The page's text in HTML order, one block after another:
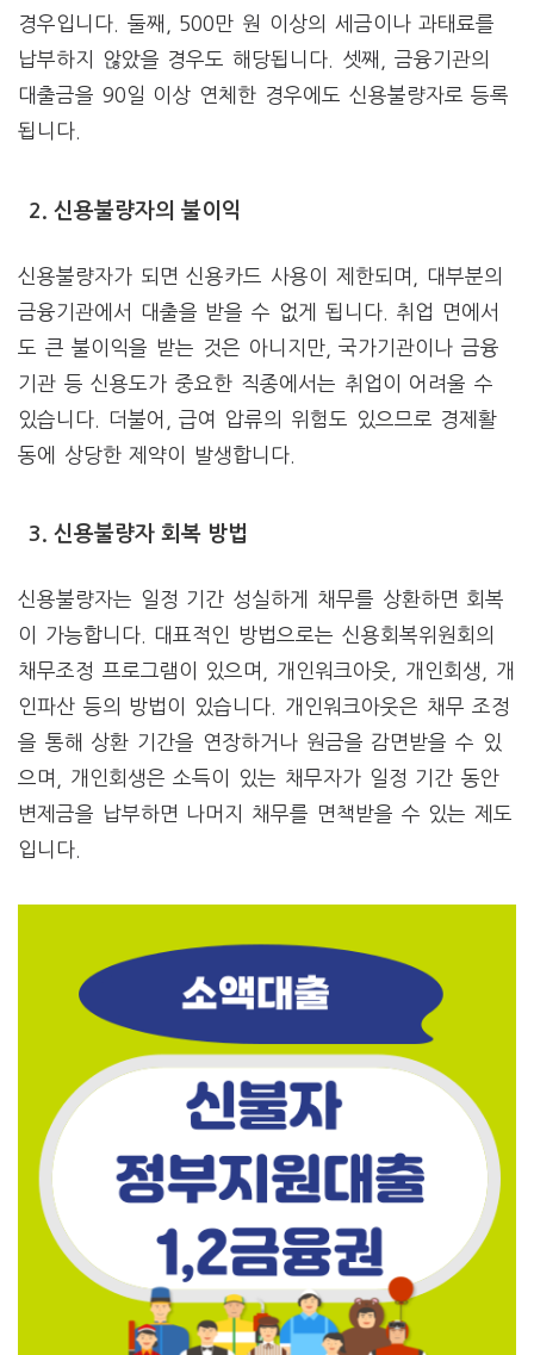
경우입니다. 둘째, 500만 원 이상의 세금이나 과태료를
납부하지 않았을 경우도 해당됩니다. 셋째, 금융기관의
대출금을 90일 이상 연체한 경우에도 신용불량자로 등록
됩니다.
2. 신용불량자의 불이익
신용불량자가 되면 신용카드 사용이 제한되며, 대부분의
금융기관에서 대출을 받을 수 없게 됩니다. 취업 면에서
도 큰 불이익을 받는 것은 아니지만, 국가기관이나 금융
기관 등 신용도가 중요한 직종에서는 취업이 어려울 수
있습니다. 더불어, 급여 압류의 위험도 있으므로 경제활
동에 상당한 제약이 발생합니다.
3. 신용불량자 회복 방법
신용불량자는 일정 기간 성실하게 채무를 상환하면 회복
이 가능합니다. 대표적인 방법으로는 신용회복위원회의
채무조정 프로그램이 있으며, 개인워크아웃, 개인회생, 개
인파산 등의 방법이 있습니다. 개인워크아웃은 채무 조정
을 통해 상환 기간을 연장하거나 원금을 감면받을 수 있
으며, 개인회생은 소득이 있는 채무자가 일정 기간 동안
변제금을 납부하면 나머지 채무를 면책받을 수 있는 제도
입니다.